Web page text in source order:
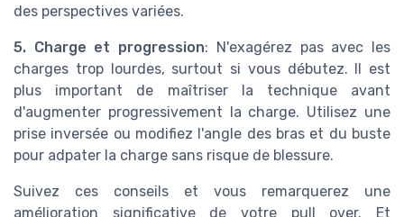
des perspectives variées.
5. Charge et progression: N'exagérez pas avec les
charges trop lourdes, surtout si vous débutez. Il est
plus important de maîtriser la technique avant
d'augmenter progressivement la charge. Utilisez une
prise inversée ou modifiez l'angle des bras et du buste
pour adpater la charge sans risque de blessure.
Suivez ces conseils et vous remarquerez une
amélioration significative de votre pull over. Et